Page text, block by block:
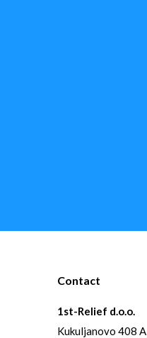
Contact
1st-Relief d.o.o.
Kukuljanovo 408 A